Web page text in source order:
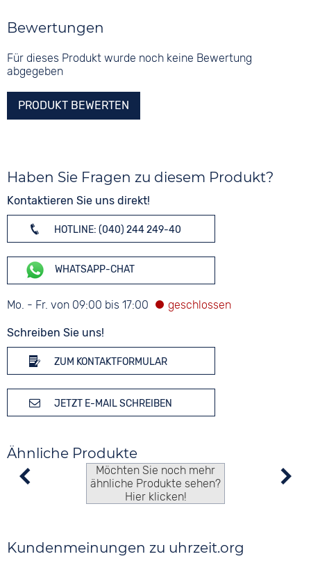
Bewertungen
Für dieses Produkt wurde noch keine Bewertung
abgegeben
PRODUKT BEWERTEN
Haben Sie Fragen zu diesem Produkt?
Kontaktieren Sie uns direkt!
HOTLINE: (040) 244 249-40
WHATSAPP-CHAT
Mo. - Fr. von 09:00 bis 17:00
Schreiben Sie uns!
ZUM KONTAKTFORMULAR
JETZT E-MAIL SCHREIBEN
Ähnliche Produkte
Möchten Sie noch mehr
ähnliche Produkte sehen?
Hier klicken!
Kundenmeinungen zu uhrzeit.org